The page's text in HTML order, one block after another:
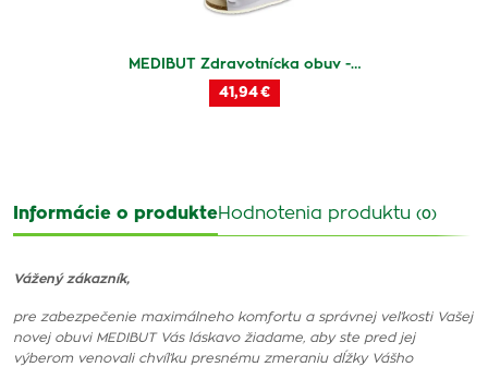
MEDIBUT Zdravotnícka obuv -…
41,94 €
Informácie o produkteHodnotenia produktu (0)
Vážený zákazník,
pre zabezpečenie maximálneho komfortu a správnej veľkosti Vašej
novej obuvi MEDIBUT Vás láskavo žiadame, aby ste pred jej
výberom venovali chvíľku presnému zmeraniu dĺžky Vášho